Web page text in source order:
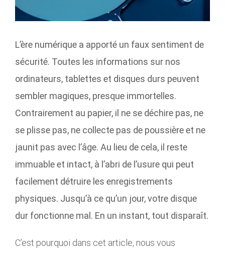
L’ère numérique a apporté un faux sentiment de
sécurité. Toutes les informations sur nos
ordinateurs, tablettes et disques durs peuvent
sembler magiques, presque immortelles.
Contrairement au papier, il ne se déchire pas, ne
se plisse pas, ne collecte pas de poussière et ne
jaunit pas avec l’âge. Au lieu de cela, il reste
immuable et intact, à l’abri de l’usure qui peut
facilement détruire les enregistrements
physiques. Jusqu’à ce qu’un jour, votre disque
dur fonctionne mal. En un instant, tout disparaît.
C’est pourquoi dans cet article, nous vous